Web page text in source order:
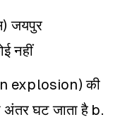
जयपुर
नहीं
explosion) की
अंतर घट जाता है b.